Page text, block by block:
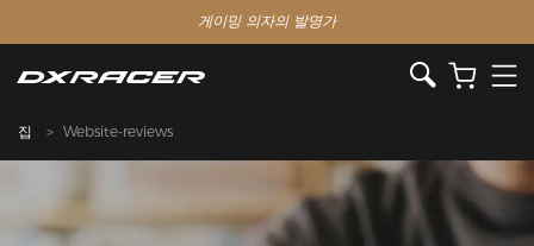
게이밍 의자의 발명가
집 Website-reviews